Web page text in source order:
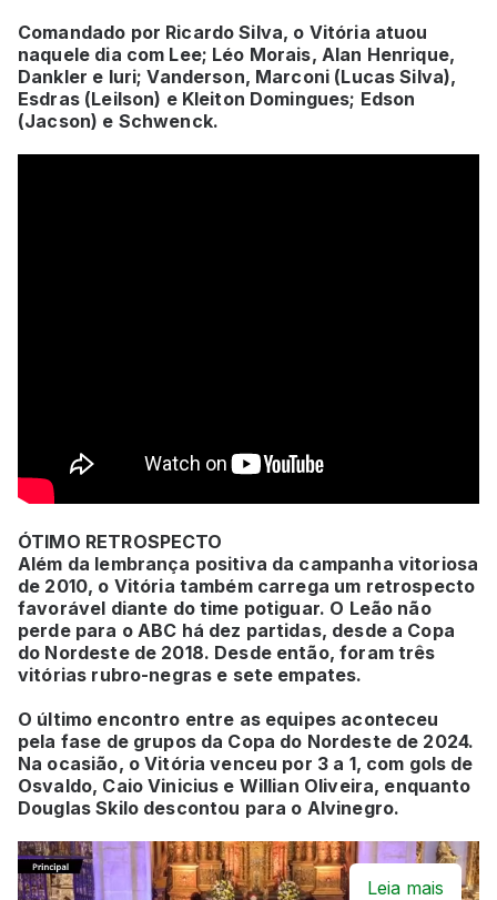
Comandado por Ricardo Silva, o Vitória atuou
naquele dia com Lee; Léo Morais, Alan Henrique,
Dankler e Iuri; Vanderson, Marconi (Lucas Silva),
Esdras (Leilson) e Kleiton Domingues; Edson
(Jacson) e Schwenck.
ÓTIMO RETROSPECTO
Além da lembrança positiva da campanha vitoriosa
de 2010, o Vitória também carrega um retrospecto
favorável diante do time potiguar. O Leão não
perde para o ABC há dez partidas, desde a Copa
do Nordeste de 2018. Desde então, foram três
vitórias rubro-negras e sete empates.
O último encontro entre as equipes aconteceu
pela fase de grupos da Copa do Nordeste de 2024.
Na ocasião, o Vitória venceu por 3 a 1, com gols de
Osvaldo, Caio Vinicius e Willian Oliveira, enquanto
Douglas Skilo descontou para o Alvinegro.
Leia mais